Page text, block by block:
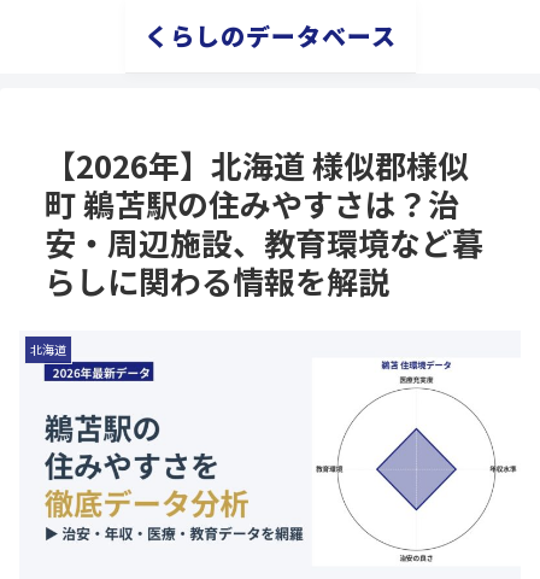
くらしのデータベース
【2026年】北海道 様似郡様似
町 鵜苫駅の住みやすさは？治
安・周辺施設、教育環境など暮
らしに関わる情報を解説
北海道